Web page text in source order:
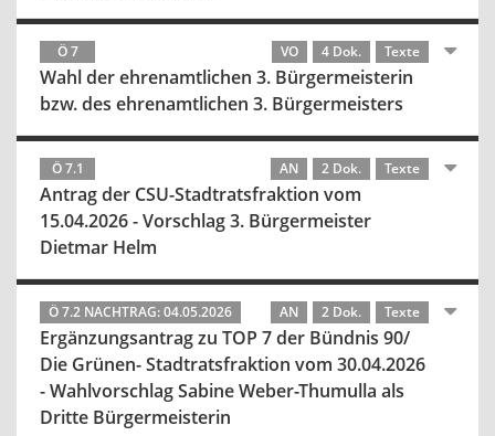
Ö 7 VO 4 Dok. Texte
Wahl der ehrenamtlichen 3. Bürgermeisterin
bzw. des ehrenamtlichen 3. Bürgermeisters
Ö 7.1 AN 2 Dok. Texte
Antrag der CSU-Stadtratsfraktion vom
15.04.2026 - Vorschlag 3. Bürgermeister
Dietmar Helm
Ö 7.2 NACHTRAG: 04.05.2026 AN 2 Dok. Texte
Ergänzungsantrag zu TOP 7 der Bündnis 90/
Die Grünen- Stadtratsfraktion vom 30.04.2026
- Wahlvorschlag Sabine Weber-Thumulla als
Dritte Bürgermeisterin